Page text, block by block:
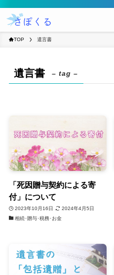
TOP 遺言書
遺言書 – tag –
「死因贈与契約による寄
付」について
2023年10月16日
2024年4月5日
相続･贈与･税務･お金